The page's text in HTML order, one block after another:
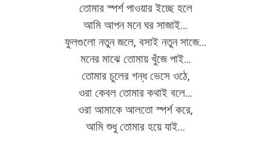
তোমার স্পর্শ পাওয়ার ইচ্ছে হলে
আমি আপন মনে ঘর সাজাই…
ফুলগুলো নতুন জলে, বসাই নতুন সাজে…
মনের মাঝে তোমায় খুঁজে পাই…
তোমার চুলের গন্ধ ভেসে ওঠে,
ওরা কেবল তোমার কথাই বলে…
ওরা আমাকে আলতো স্পর্শ করে,
আমি শুধু তোমার হয়ে যাই…